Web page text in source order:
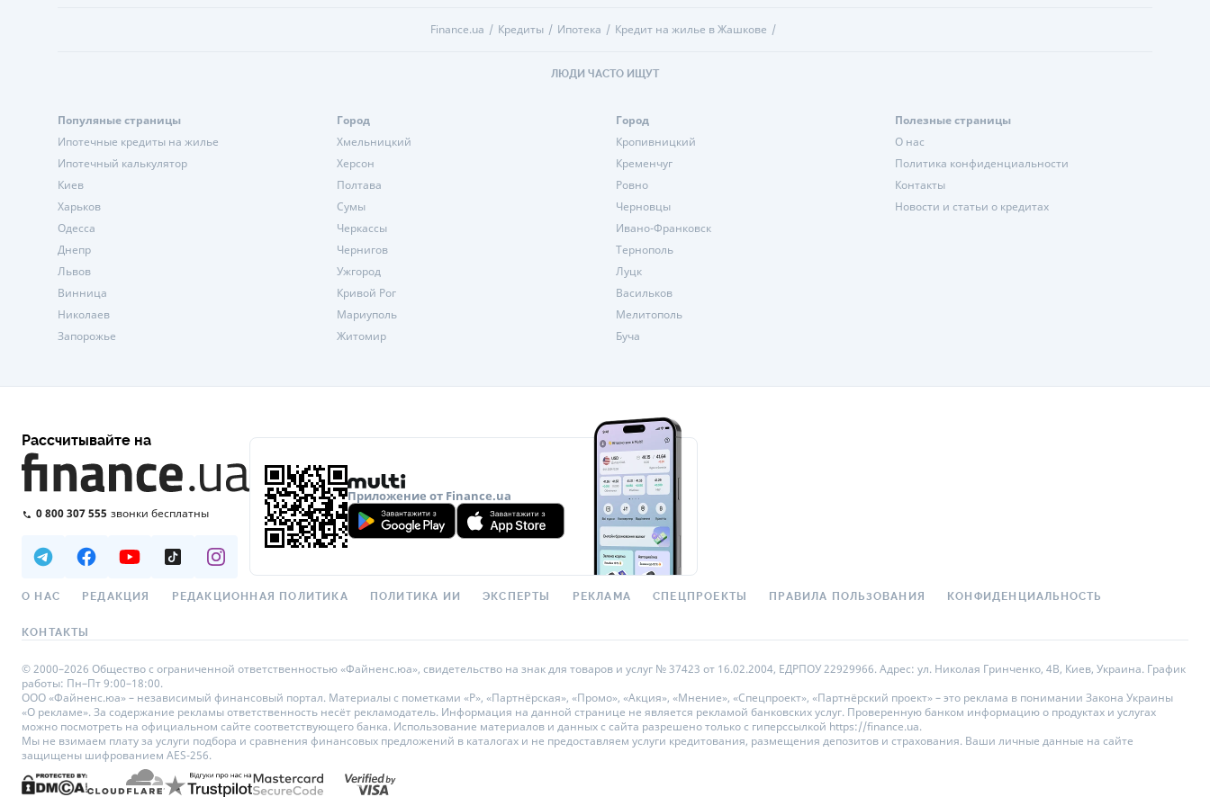
Finance.ua Кредиты Ипотека Кредит на жилье в Жашкове
ЛЮДИ ЧАСТО ИЩУТ
Популяные страницы
Ипотечные кредиты на жилье
Ипотечный калькулятор
Киев
Харьков
Одесса
Днепр
Львов
Винница
Николаев
Запорожье
Город
Хмельницкий
Херсон
Полтава
Сумы
Черкассы
Чернигов
Ужгород
Кривой Рог
Мариуполь
Житомир
Город
Кропивницкий
Кременчуг
Ровно
Черновцы
Ивано-Франковск
Тернополь
Луцк
Васильков
Мелитополь
Буча
Полезные страницы
О нас
Политика конфиденциальности
Контакты
Новости и статьи о кредитах
Рассчитывайте на
0 800 307 555 звонки бесплатны
Приложение от Finance.ua
О НАС РЕДАКЦИЯ РЕДАКЦИОННАЯ ПОЛИТИКА ПОЛИТИКА ИИ ЭКСПЕРТЫ РЕКЛАМА СПЕЦПРОЕКТЫ ПРАВИЛА ПОЛЬЗОВАНИЯ КОНФИДЕНЦИАЛЬНОСТЬ
КОНТАКТЫ
© 2000–2026 Общество с ограниченной ответственностью «Файненс.юа», свидетельство на знак для товаров и услуг № 37423 от 16.02.2004, ЕДРПОУ 22929966. Адрес: ул. Николая Гринченко, 4В, Киев, Украина. График
работы: Пн–Пт 9:00–18:00.
ООО «Файненс.юа» – независимый финансовый портал. Материалы с пометками «Р», «Партнёрская», «Промо», «Акция», «Мнение», «Спецпроект», «Партнёрский проект» – это реклама в понимании Закона Украины
«О рекламе». За содержание рекламы ответственность несёт рекламодатель. Информация на данной странице не является рекламой банковских услуг. Проверенную банком информацию о продуктах и услугах
можно посмотреть на официальном сайте соответствующего банка. Использование материалов и данных с сайта разрешено только с гиперссылкой https://finance.ua.
Мы не взимаем плату за услуги подбора и сравнения финансовых предложений в каталогах и не предоставляем услуги кредитования, размещения депозитов и страхования. Ваши личные данные на сайте
защищены шифрованием AES-256.